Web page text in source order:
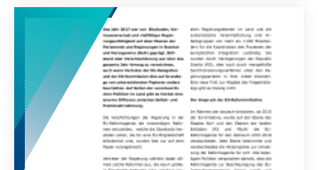
und komplexe Verfassung zurückzuführen,
die ethnische Prinzipien zementierte und die
Resultate des Bürgerkriegs bestätigte. Das
Jahr 2017 war dementsprechend von
Blockaden, Provokationen, Vertrauensverlust
und zeitweiligem Kommunikationsabbruch
zwischen den bestimmenden ethnischen
Parteien in BuH geprägt.